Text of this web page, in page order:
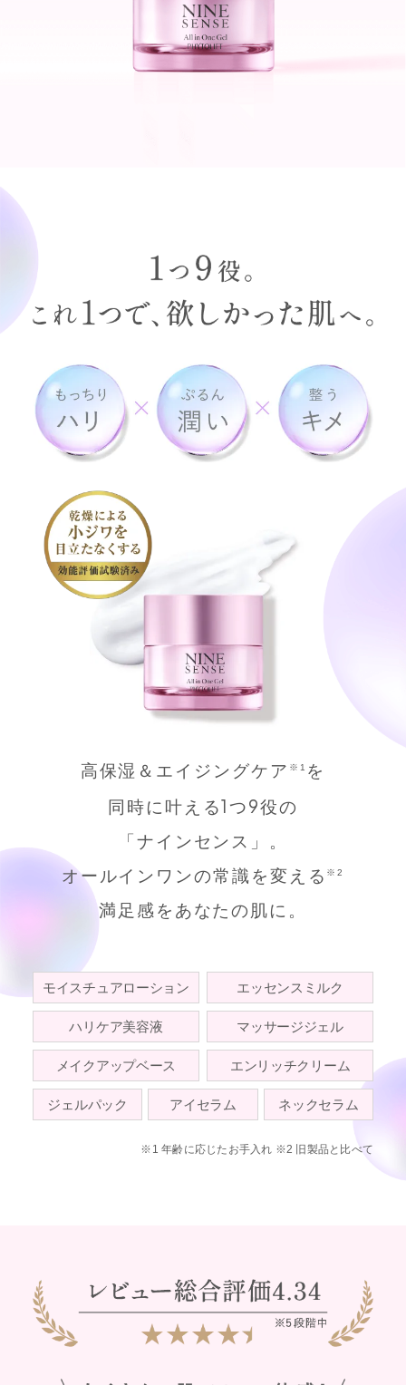
高保湿＆エイジングケア ※1 を
同時に叶える1 つ9役の
「ナインセンス」。
オールインワンの常識を変える ※2
満足感をあなたの肌に。
モイスチュアローション エッセンスミルク
ハリケア美容液 マッサージジェル
メイクアップベース エンリッチクリーム
ジェルパック アイセラム ネックセラム
※1 年齢に応じたお手入れ ※2 旧製品と比べて